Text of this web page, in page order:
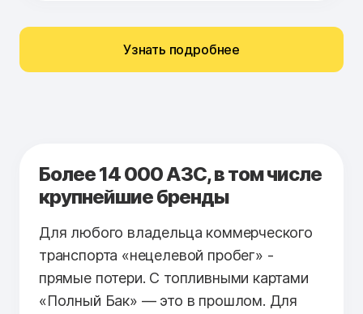
Узнать подробнее
Более 14 000 АЗС, в том числе
крупнейшие бренды
Для любого владельца коммерческого
транспорта «нецелевой пробег» -
прямые потери. С топливными картами
«Полный Бак» — это в прошлом. Для